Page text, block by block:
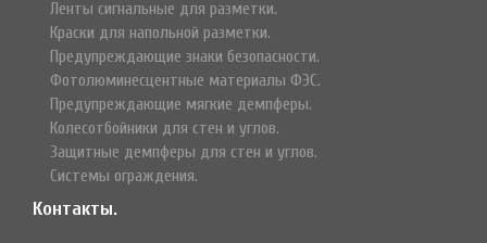
Ленты сигнальные для разметки.
Краски для напольной разметки.
Предупреждающие знаки безопасности.
Фотолюминесцентные материалы ФЭС.
Предупреждающие мягкие демпферы.
Колесотбойники для стен и углов.
Защитные демпферы для стен и углов.
Системы ограждения.
Контакты.